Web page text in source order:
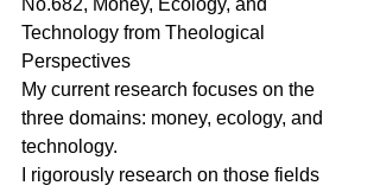
No.682, Money, Ecology, and
Technology from Theological
Perspectives
My current research focuses on the
three domains: money, ecology, and
technology.
I rigorously research on those fields